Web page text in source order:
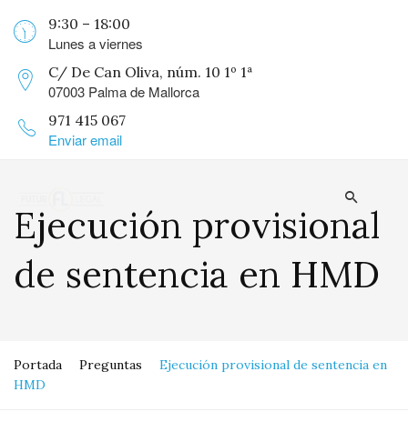
9:30 – 18:00
Lunes a viernes
C/ De Can Oliva, núm. 10 1º 1ª
07003 Palma de Mallorca
971 415 067
Enviar email
Ejecución provisional
de sentencia en HMD
Portada Preguntas
Ejecución provisional de sentencia en
HMD